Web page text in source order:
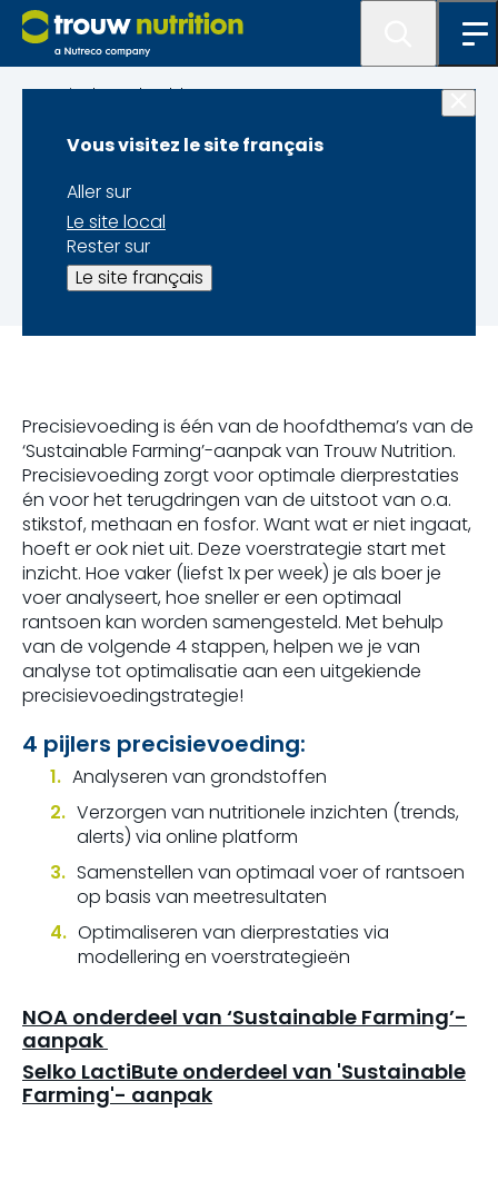
Vous visitez le site français
Aller sur
Le site local
Rester sur
Le site français
Agriculture durable
Precision feeding
Met precisievoeding naar een optimaal
rantsoen
Precisievoeding is één van de hoofdthema’s van de
‘Sustainable Farming’-aanpak van Trouw Nutrition.
Precisievoeding zorgt voor optimale dierprestaties
én voor het terugdringen van de uitstoot van o.a.
stikstof, methaan en fosfor. Want wat er niet ingaat,
hoeft er ook niet uit. Deze voerstrategie start met
inzicht. Hoe vaker (liefst 1x per week) je als boer je
voer analyseert, hoe sneller er een optimaal
rantsoen kan worden samengesteld. Met behulp
van de volgende 4 stappen, helpen we je van
analyse tot optimalisatie aan een uitgekiende
precisievoedingstrategie!
4 pijlers precisievoeding:
Analyseren van grondstoffen
Verzorgen van nutritionele inzichten (trends,
alerts) via online platform
Samenstellen van optimaal voer of rantsoen
op basis van meetresultaten
Optimaliseren van dierprestaties via
modellering en voerstrategieën
NOA onderdeel van ‘Sustainable Farming’-
aanpak
Selko LactiBute onderdeel van 'Sustainable
Farming'- aanpak